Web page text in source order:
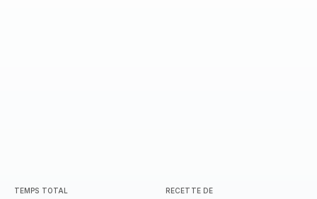
TEMPS TOTAL RECETTE DE